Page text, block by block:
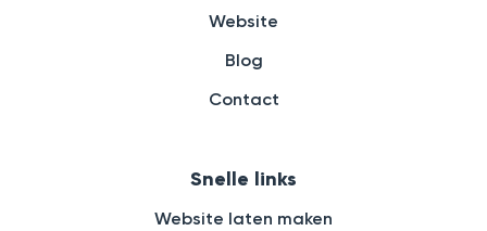
Website
Blog
Contact
Snelle links
Website laten maken